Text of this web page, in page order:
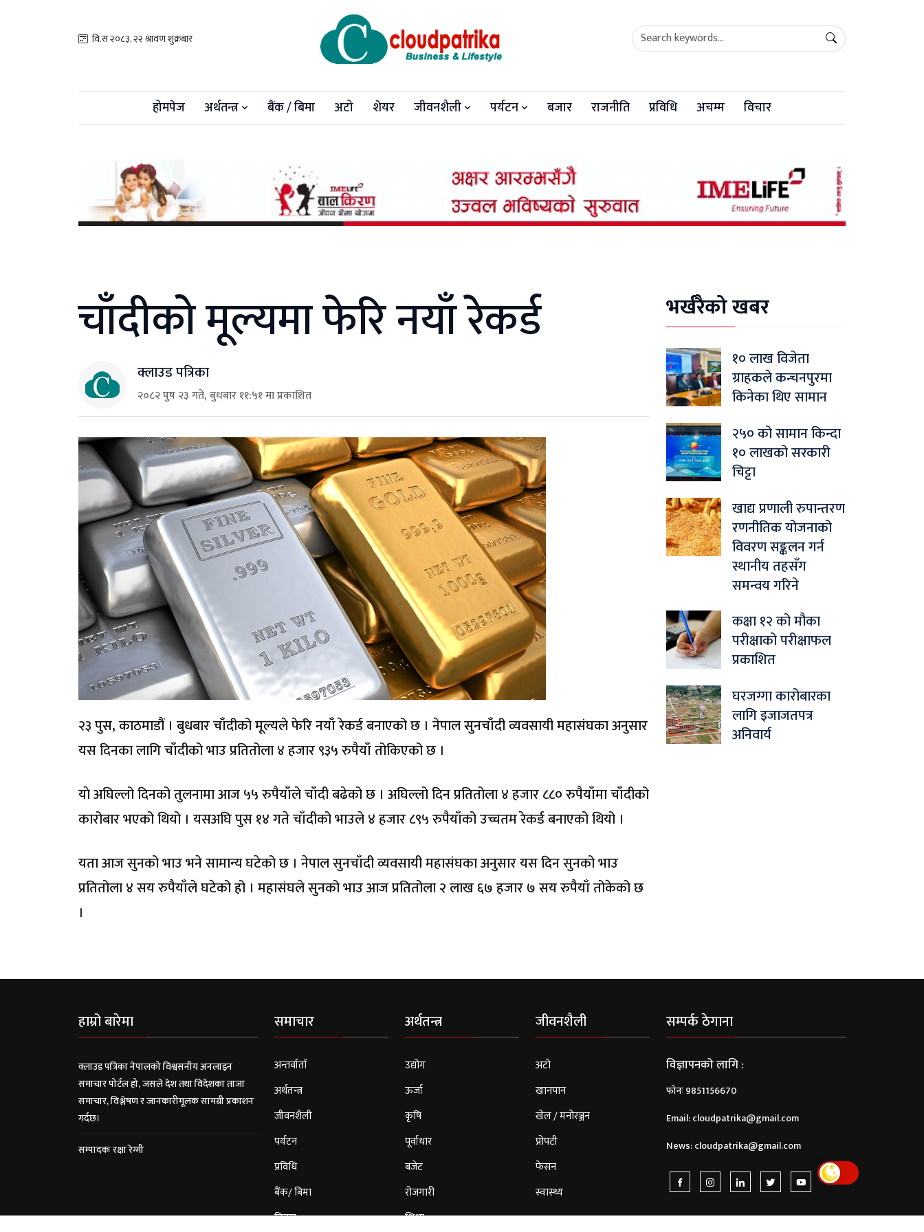
वि.सं २०८३, २२ श्रावण शुक्रबार
होमपेज अर्थतन्त्र बैंक / बिमा अटो शेयर जीवनशैली पर्यटन बजार राजनीति प्रविधि अचम्म विचार
चाँदीको मूल्यमा फेरि नयाँ रेकर्ड
क्लाउड पत्रिका
२०८२ पुष २३ गते, बुधबार ११:५१ मा प्रकाशित
२३ पुस, काठमाडौं । बुधबार चाँदीको मूल्यले फेरि नयाँ रेकर्ड बनाएको छ । नेपाल सुनचाँदी व्यवसायी महासंघका अनुसार
यस दिनका लागि चाँदीको भाउ प्रतितोला ४ हजार ९३५ रुपैयाँ तोकिएको छ ।
याे अघिल्लो दिनको तुलनामा आज ५५ रुपैयाँले चाँदी बढेको छ । अघिल्लो दिन प्रतितोला ४ हजार ८८० रुपैयाँमा चाँदीको
कारोबार भएको थियो । यसअघि पुस १४ गते चाँदीको भाउले ४ हजार ८९५ रुपैयाँको उच्चतम रेकर्ड बनाएको थियो ।
यता आज सुनको भाउ भने सामान्य घटेको छ । नेपाल सुनचाँदी व्यवसायी महासंघका अनुसार यस दिन सुनको भाउ
प्रतितोला ४ सय रुपैयाँले घटेको हो । महासंघले सुनको भाउ आज प्रतितोला २ लाख ६७ हजार ७ सय रुपैयाँ तोकेको छ
।
भर्खरैको खबर
१० लाख विजेता
ग्राहकले कन्चनपुरमा
किनेका थिए सामान
२५० को सामान किन्दा
१० लाखको सरकारी
चिट्टा
खाद्य प्रणाली रुपान्तरण
रणनीतिक योजनाको
विवरण सङ्कलन गर्न
स्थानीय तहसँग
समन्वय गरिने
कक्षा १२ को मौका
परीक्षाको परीक्षाफल
प्रकाशित
घरजग्गा कारोबारका
लागि इजाजतपत्र
अनिवार्य
हाम्रो बारेमा
क्लाउड पत्रिका नेपालको विश्वसनीय अनलाइन
समाचार पोर्टल हो, जसले देश तथा विदेशका ताजा
समाचार, विश्लेषण र जानकारीमूलक सामग्री प्रकाशन
गर्दछ।
सम्पादकः रक्षा रेग्मी
समाचार
अन्तर्वार्ता
अर्थतन्त्र
जीवनशैली
पर्यटन
प्रविधि
बैंक/ बिमा
विचार
अर्थतन्त्र
उद्योग
ऊर्जा
कृषि
पूर्वाधार
बजेट
रोजगारी
शिक्षा
जीवनशैली
अटो
खानपान
खेल / मनोरञ्जन
प्रोपटी
फेसन
स्वास्थ्य
सम्पर्क ठेगाना
विज्ञापनको लागि :
फोनः 9851156670
Email:cloudpatrika@gmail.com
News:cloudpatrika@gmail.com